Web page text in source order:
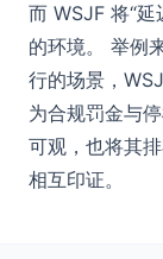
而 WSJF 将“延
的环境。 举例
行的场景，
为合规罚金与
可观，也将其
相互印证。